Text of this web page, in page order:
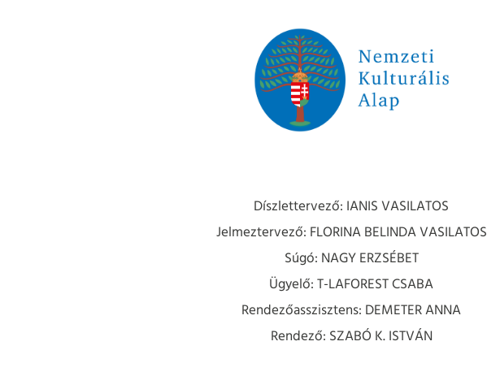
Díszlettervező: IANIS VASILATOS
Jelmeztervező: FLORINA BELINDA VASILATOS
Súgó: NAGY ERZSÉBET
Ügyelő: T-LAFOREST CSABA
Rendezőasszisztens: DEMETER ANNA
Rendező: SZABÓ K. ISTVÁN